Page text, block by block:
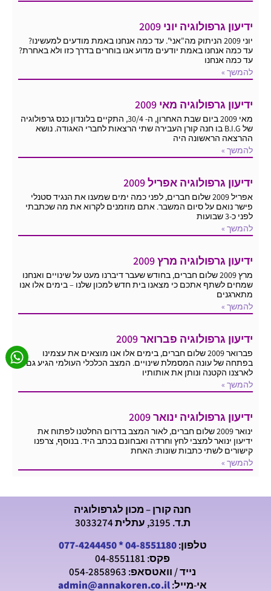
ידיעון גרפולוגיה יוני 2009
יוני 2009 הניתוק מה"אני". עד כמה אנחנו באמת מודעים למעשינו?
עד כמה אנחנו באמת יודעים מדוע אנו בוחרים בדרך כזו ולא באחרת?
עד כמה אנחנו
להמשך »
ידיעון גרפולוגיה מאי 2009
מאי 2009 ביום שבת האחרון, ה- 30/4, התקיים בלונדון כנס גרפולוגיה
של B.I.G בו חנה קורן העבירה שתי הרצאות לחברי האגודה. נושא
ההרצאה הראשונה היה
להמשך »
ידיעון גרפולוגיה אפריל 2009
אפריל 2009 שלום חברים, לפני כמה ימים שמענו את הנגיד סטנלי
פישר נואם על סיום המשבר. אתם מוזמנים לקרוא את מה שכתבתי
לפני כ-3 שבועות
להמשך »
ידיעון גרפולוגיה מרץ 2009
מרץ 2009 שלום חברים, בחודש שעבר דיברנו מעט על שינויים ואנחנו
שמחים לשתף אתכם כי מצאנו בית חדש למכון שלנו – בימים אלו אנו
מתארגנים
להמשך »
ידיעון גרפולוגיה פברואר 2009
פברואר 2009 שלום חברים, בימים אלו אנו מוצאים את עצמינו
בפתחה של עונה המסמלת שינויים. המצב הכלכלי העולמי הגיע גם
לארצנו הקטנה ונותן את אותותיו
להמשך »
ידיעון גרפולוגיה ינואר 2009
ינואר 2009 שלום חברים, לאור המצב בדרום החלטנו לפתוח את
ידיעון ינואר למצבי לחץ וחרדה ואבחונם בכתב היד. בנוסף, צרפנו
קישורים לשתי כתבות שונות: האחת
להמשך »
חנה קורן – מכון לגרפולוגיה
ת.ד. 3195, עתלית 3033274
טלפון:04-8551180
*
077-4244450
פקס: 04-8551181
נייד / וואטסאפ: 054-2858963
אי-מייל:admin@annakoren.co.il